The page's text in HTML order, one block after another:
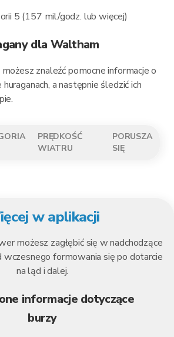
5 (157 mil/godz. lub więcej)
dla Waltham
znaleźć pomocne informacje o
a następnie śledzić ich
PRĘDKOŚĆ
WIATRU
PORUSZA
SIĘ
w aplikacji
możesz zagłębić się w nadchodzące
wczesnego formowania się po dotarcie
na ląd i dalej.
informacje dotyczące
burzy